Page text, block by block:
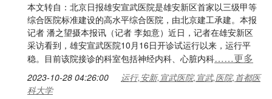
本文转自：北京日报雄安宣武医院是雄安新区首家以三级甲等
综合医院标准建设的高水平综合医院，由北京建工承建。本报
记者 潘之望摄本报讯（记者 李如意）近日，记者在雄安新区
采访看到，雄安宣武医院10月16日开诊试运行以来，运行平
稳。目前该院接诊的科室包括神经内科、心脏内科……更多
2023-10-28 04:26:00
运行,安新,宣武医院,宣武,医院,首都医
科大学